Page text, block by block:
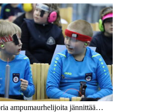
ampumaurhelijoita jännittää…